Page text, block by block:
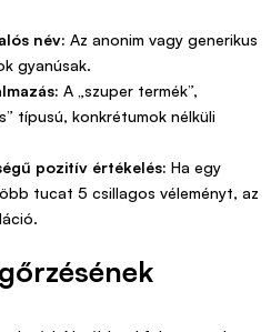
név: Az anonim vagy generikus
gyanúsak.
A „szuper termék”,
típusú, konkrétumok nélküli
pozitív értékelés: Ha egy
tucat 5 csillagos véleményt, az